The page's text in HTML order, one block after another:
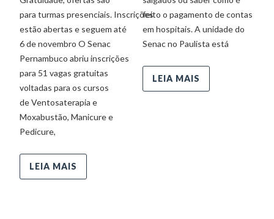
para turmas presenciais. Inscrições
estão abertas e seguem até
6 de novembro O Senac
Pernambuco abriu inscrições
para 51 vagas gratuitas
voltadas para os cursos
de Ventosaterapia e
Moxabustão, Manicure e
Pedicure,
LEIA MAIS
feito o pagamento de contas
em hospitais. A unidade do
Senac no Paulista está
LEIA MAIS